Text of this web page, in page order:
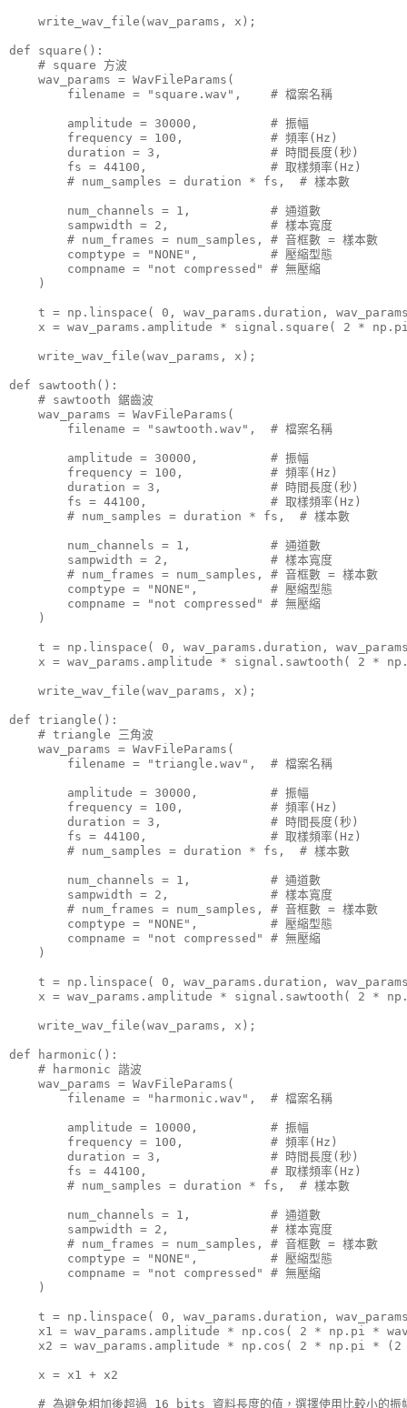
    write_wav_file(wav_params, x);
def square():
    # square 方波
    wav_params = WavFileParams(
        filename = "square.wav",    # 檔案名稱
        amplitude = 30000,          # 振幅
        frequency = 100,            # 頻率(Hz)
        duration = 3,               # 時間長度(秒)
        fs = 44100,                 # 取樣頻率(Hz)
        # num_samples = duration * fs,  # 樣本數
        num_channels = 1,           # 通道數
        sampwidth = 2,              # 樣本寬度
        # num_frames = num_samples, # 音框數 = 樣本數
        comptype = "NONE",          # 壓縮型態
        compname = "not compressed" # 無壓縮
    )
t = np.linspace( 0, wav_params.duration,
x = wav_params.amplitude * signal.square( 2 *
    write_wav_file(wav_params, x);
def sawtooth():
    # sawtooth 鋸齒波
    wav_params = WavFileParams(
        filename = "sawtooth.wav",  # 檔案名稱
        amplitude = 30000,          # 振幅
        frequency = 100,            # 頻率(Hz)
        duration = 3,               # 時間長度(秒)
        fs = 44100,                 # 取樣頻率(Hz)
        # num_samples = duration * fs,  # 樣本數
        num_channels = 1,           # 通道數
        sampwidth = 2,              # 樣本寬度
        # num_frames = num_samples, # 音框數 = 樣本數
        comptype = "NONE",          # 壓縮型態
        compname = "not compressed" # 無壓縮
    )
t = np.linspace( 0, wav_params.duration,
x = wav_params.amplitude * signal.sawtooth( 2 *
    write_wav_file(wav_params, x);
def triangle():
    # triangle 三角波
    wav_params = WavFileParams(
        filename = "triangle.wav",  # 檔案名稱
        amplitude = 30000,          # 振幅
        frequency = 100,            # 頻率(Hz)
        duration = 3,               # 時間長度(秒)
        fs = 44100,                 # 取樣頻率(Hz)
        # num_samples = duration * fs,  # 樣本數
        num_channels = 1,           # 通道數
        sampwidth = 2,              # 樣本寬度
        # num_frames = num_samples, # 音框數 = 樣本數
        comptype = "NONE",          # 壓縮型態
        compname = "not compressed" # 無壓縮
    )
t = np.linspace( 0, wav_params.duration,
x = wav_params.amplitude * signal.sawtooth( 2 *
    write_wav_file(wav_params, x);
def harmonic():
    # harmonic 諧波
    wav_params = WavFileParams(
        filename = "harmonic.wav",  # 檔案名稱
        amplitude = 10000,          # 振幅
        frequency = 100,            # 頻率(Hz)
        duration = 3,               # 時間長度(秒)
        fs = 44100,                 # 取樣頻率(Hz)
        # num_samples = duration * fs,  # 樣本數
        num_channels = 1,           # 通道數
        sampwidth = 2,              # 樣本寬度
        # num_frames = num_samples, # 音框數 = 樣本數
        comptype = "NONE",          # 壓縮型態
        compname = "not compressed" # 無壓縮
    )
t = np.linspace( 0, wav_params.duration,
x1 = wav_params.amplitude * np.cos( 2 * np.pi *
x2 = wav_params.amplitude * np.cos( 2 * np.pi *
    x = x1 + x2
# 為避免相加後超過 16 bits 資料長度的值，選擇使用比較小的